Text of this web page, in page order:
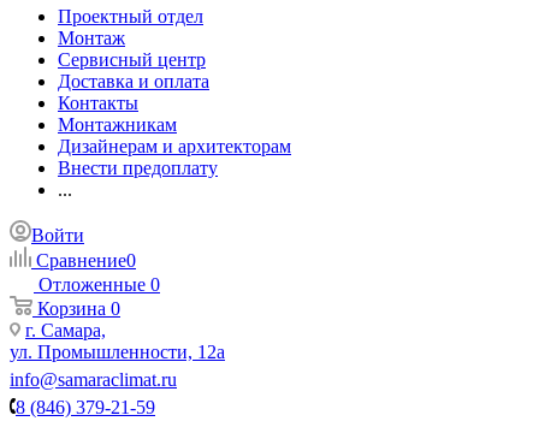
Проектный отдел
Монтаж
Сервисный центр
Доставка и оплата
Контакты
Монтажникам
Дизайнерам и архитекторам
Внести предоплату
...
Войти
Сравнение0
Отложенные 0
Корзина 0
г. Самара,
ул. Промышленности, 12а
info@samaraclimat.ru
8 (846) 379-21-59